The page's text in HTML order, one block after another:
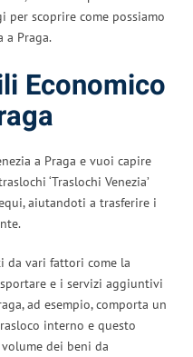
per scoprire come possiamo
a Praga.
Economico
a Praga e vuoi capire
‘Traslochi Venezia’
aiutandoti a trasferire i
da vari fattori come la
e i servizi aggiuntivi
ad esempio, comporta un
interno e questo
dei beni da